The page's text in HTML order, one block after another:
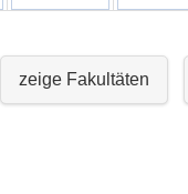
zeige Fakultäten